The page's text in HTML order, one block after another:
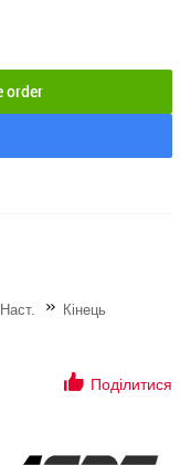
Наст. Кінець
Поділитися